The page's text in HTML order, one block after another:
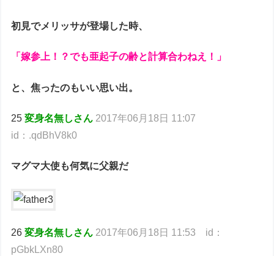
初見でメリッサが登場した時、
「嫁参上！？でも亜起子の齢と計算合わねえ！」
と、焦ったのもいい思い出。
25変身名無しさん 2017年06月18日 11:07
id：.qdBhV8k0
マグマ大使も何気に父親だ
26変身名無しさん 2017年06月18日 11:53 id：
pGbkLXn80